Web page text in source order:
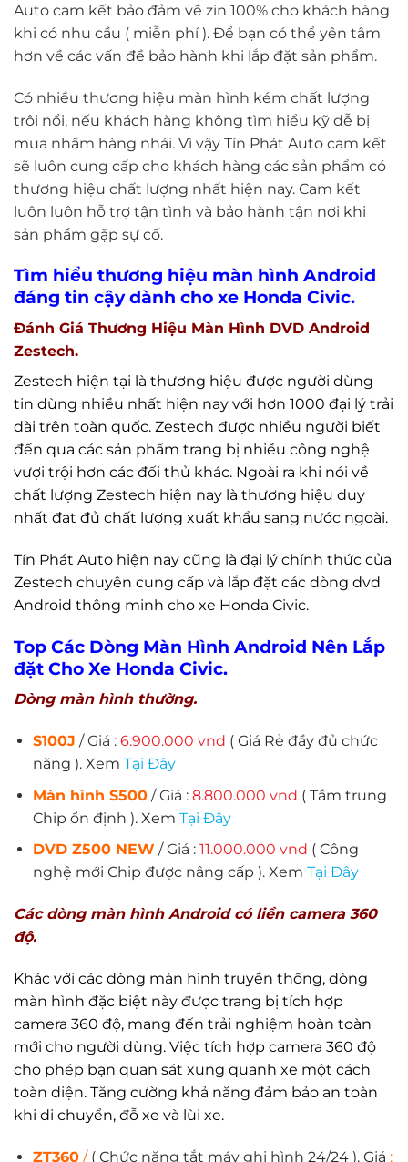
Auto cam kết bảo đảm về zin 100% cho khách hàng
khi có nhu cầu ( miễn phí ). Để bạn có thể yên tâm
hơn về các vấn đề bảo hành khi lắp đặt sản phẩm.
Có nhiều thương hiệu màn hình kém chất lượng
trôi nổi, nếu khách hàng không tìm hiểu kỹ dễ bị
mua nhầm hàng nhái. Vì vậy Tín Phát Auto cam kết
sẽ luôn cung cấp cho khách hàng các sản phẩm có
thương hiệu chất lượng nhất hiện nay. Cam kết
luôn luôn hỗ trợ tận tình và bảo hành tận nơi khi
sản phẩm gặp sự cố.
Tìm hiểu thương hiệu màn hình Android
đáng tin cậy dành cho xe Honda Civic.
Đánh Giá Thương Hiệu Màn Hình DVD Android
Zestech.
Zestech hiện tại là thương hiệu được người dùng
tin dùng nhiều nhất hiện nay với hơn 1000 đại lý trải
dài trên toàn quốc. Zestech được nhiều người biết
đến qua các sản phẩm trang bị nhiều công nghệ
vượi trội hơn các đối thủ khác. Ngoài ra khi nói về
chất lượng Zestech hiện nay là thương hiệu duy
nhất đạt đủ chất lượng xuất khẩu sang nước ngoài.
Tín Phát Auto hiện nay cũng là đại lý chính thức của
Zestech chuyên cung cấp và lắp đặt các dòng dvd
Android thông minh cho xe Honda Civic.
Top Các Dòng Màn Hình Android Nên Lắp
đặt Cho Xe Honda Civic.
Dòng màn hình thường.
S100J / Giá : 6.900.000 vnd ( Giá Rẻ đầy đủ chức
năng ). Xem Tại Đây
Màn hình S500/ Giá : 8.800.000 vnd ( Tầm trung
Chip ổn định ). Xem Tại Đây
DVD Z500 NEW / Giá : 11.000.000 vnd ( Công
nghệ mới Chip được nâng cấp ). Xem Tại Đây
Các dòng màn hình Android có liền camera 360
độ.
Khác với các dòng màn hình truyền thống, dòng
màn hình đặc biệt này được trang bị tích hợp
camera 360 độ, mang đến trải nghiệm hoàn toàn
mới cho người dùng. Việc tích hợp camera 360 độ
cho phép bạn quan sát xung quanh xe một cách
toàn diện. Tăng cường khả năng đảm bảo an toàn
khi di chuyển, đỗ xe và lùi xe.
ZT360/ ( Chức năng tắt máy ghi hình 24/24 ). Giá :